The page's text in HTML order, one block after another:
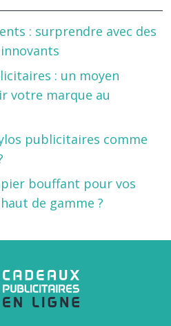
: surprendre avec des
: un moyen
votre marque au
publicitaires comme
bouffant pour vos
de gamme ?